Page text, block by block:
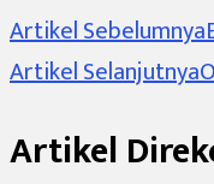
Navigasi
Artikel
Artikel Sebelumnya
Artikel Selanjutnya
Artikel